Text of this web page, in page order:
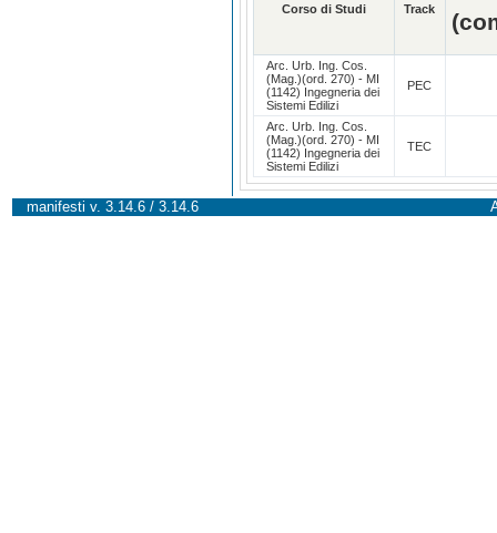
Corso di Studi Track
Arc. Urb. Ing. Cos.
(Mag.)(ord. 270) - MI
(1142) Ingegneria dei
Sistemi Edilizi
PEC
Arc. Urb. Ing. Cos.
(Mag.)(ord. 270) - MI
(1142) Ingegneria dei
Sistemi Edilizi
TEC
manifesti v. 3.14.6 / 3.14.6